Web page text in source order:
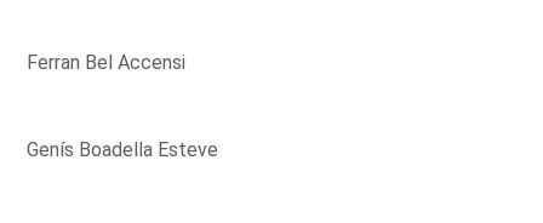
Ferran Bel Accensi
Genís Boadella Esteve